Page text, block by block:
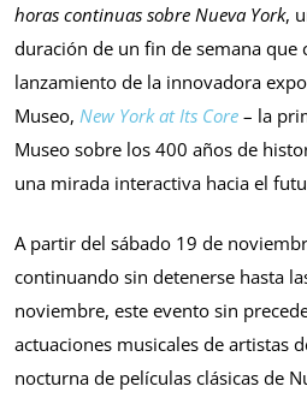
horas continuas sobre Nueva York,
duración de un fin de semana que
lanzamiento de la innovadora
Museo, New York at Its Core – la
Museo sobre los 400 años de
una mirada interactiva hacia el
A partir del sábado 19 de
continuando sin detenerse hasta
noviembre, este evento sin
actuaciones musicales de artistas
nocturna de películas clásicas de